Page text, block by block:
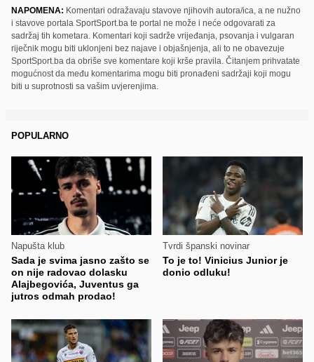
NAPOMENA: Komentari odražavaju stavove njihovih autora/ica, a ne nužno
i stavove portala SportSport.ba te portal ne može i neće odgovarati za
sadržaj tih kometara. Komentari koji sadrže vrijeđanja, psovanja i vulgaran
riječnik mogu biti uklonjeni bez najave i objašnjenja, ali to ne obavezuje
SportSport.ba da obriše sve komentare koji krše pravila. Čitanjem prihvatate
mogućnost da među komentarima mogu biti pronađeni sadržaji koji mogu
biti u suprotnosti sa vašim uvjerenjima.
POPULARNO
Napušta klub
Sada je svima jasno zašto se
on nije radovao dolasku
Alajbegovića, Juventus ga
jutros odmah prodao!
Tvrdi španski novinar
To je to! Vinicius Junior je
donio odluku!